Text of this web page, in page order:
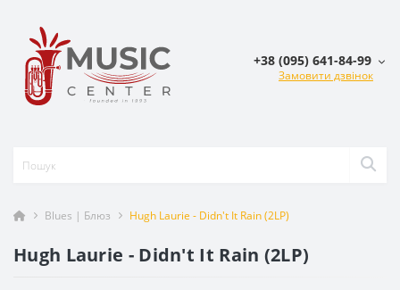
+38 (095) 641-84-99
Замовити дзвінок
Blues | Блюз Hugh Laurie - Didn't It Rain (2LP)
Hugh Laurie - Didn't It Rain (2LP)